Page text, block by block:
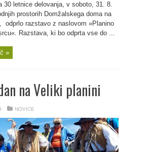
30 letnice delovanja, v soboto, 31. 8.
prostorih Domžalskega doma na
odprlo razstavo z naslovom »Planino
Razstava, ki bo odprta vse do ...
»
na Veliki planini
NOVICE